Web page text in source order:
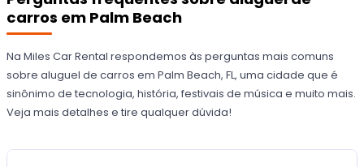
carros em Palm Beach
Na Miles Car Rental respondemos às perguntas mais comuns
sobre aluguel de carros em Palm Beach, FL, uma cidade que é
sinônimo de tecnologia, história, festivais de música e muito mais.
Veja mais detalhes e tire qualquer dúvida!